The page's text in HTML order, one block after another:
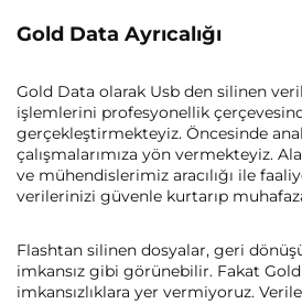
Gold Data Ayrıcalığı
Gold Data olarak Usb den silinen
işlemlerini profesyonellik
gerçekleştirmekteyiz. Öncesinde
çalışmalarımıza yön vermekteyiz.
ve mühendislerimiz aracılığı ile
verilerinizi güvenle kurtarıp
Flashtan silinen dosyalar, geri
imkansız gibi görünebilir. Fakat Gold
imkansızlıklara yer vermiyoruz.